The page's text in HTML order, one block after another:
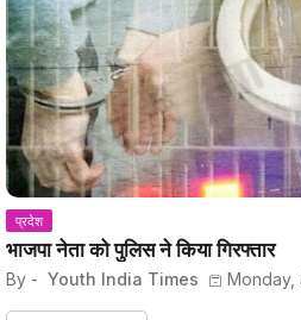
प्रदेश
भाजपा नेता को पुलिस ने किया गिरफ्तार
By - Youth India Times Monday,